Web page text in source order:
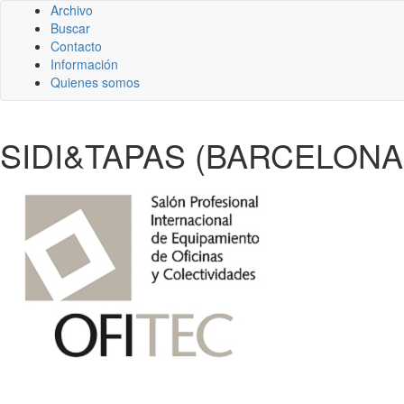
Archivo
Buscar
Contacto
Información
Quienes somos
SIDI&TAPAS